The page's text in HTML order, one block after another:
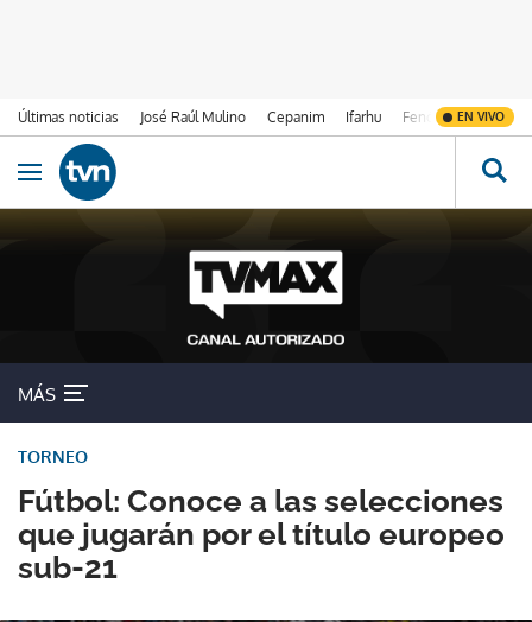
Últimas noticias José Raúl Mulino Cepanim Ifarhu Fenómeno de El
EN VIVO
Ir al contenido
Obrir navegació
MÁS
Fútbol: Conoce a las selecciones
que jugarán por el título europeo
sub-21
TORNEO